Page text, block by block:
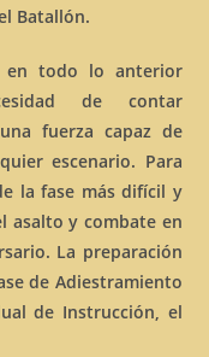
Batallón.
en todo lo anterior
de contar
fuerza capaz de
escenario. Para
la fase más difícil y
asalto y combate en
La preparación
de Adiestramiento
de Instrucción, el